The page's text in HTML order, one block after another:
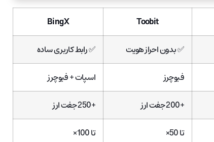
Toobit
BingX
✅ بدون احراز هویت
✅ رابط کاربری ساده
فیوچرز
اسپات + فیوچرز
+200 جفت ارز
+250 جفت ارز
تا 50×
تا 100×